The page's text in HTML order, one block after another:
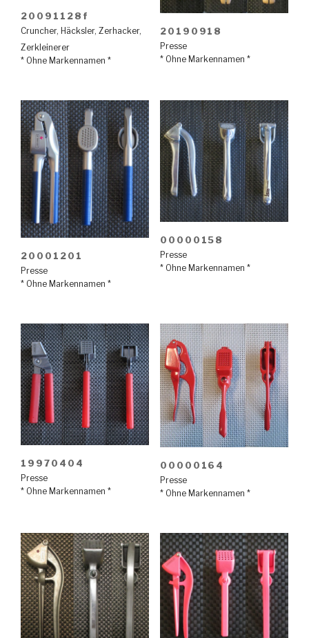
20091128f
Cruncher, Häcksler, Zerhacker,
Zerkleinerer
* Ohne Markennamen *
20190918
Presse
* Ohne Markennamen *
20001201
Presse
* Ohne Markennamen *
00000158
Presse
* Ohne Markennamen *
19970404
Presse
* Ohne Markennamen *
00000164
Presse
* Ohne Markennamen *